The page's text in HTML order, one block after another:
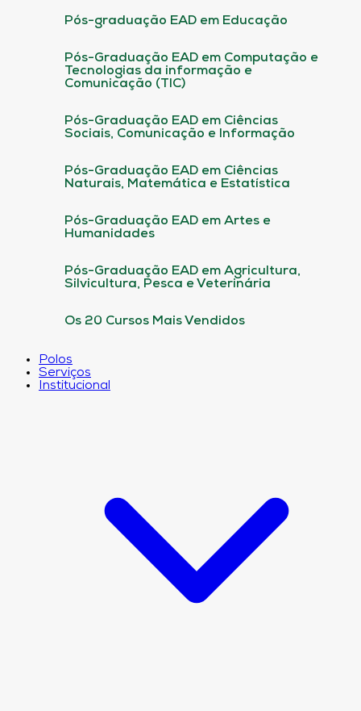
Pós-graduação EAD em Educação
Pós-Graduação EAD em Computação e
Tecnologias da informação e
Comunicação (TIC)
Pós-Graduação EAD em Ciências
Sociais, Comunicação e Informação
Pós-Graduação EAD em Ciências
Naturais, Matemática e Estatística
Pós-Graduação EAD em Artes e
Humanidades
Pós-Graduação EAD em Agricultura,
Silvicultura, Pesca e Veterinária
Os 20 Cursos Mais Vendidos
Polos
Serviços
Institucional